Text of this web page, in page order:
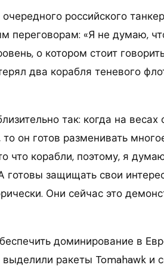
российского
переговорам: «Я не думаю,
о котором стоит
два корабля теневого
так: когда на весах
он готов разменивать
что корабли, поэтому, я
защищать свои
Они сейчас это
доминирование в
ракеты Tomahawk и